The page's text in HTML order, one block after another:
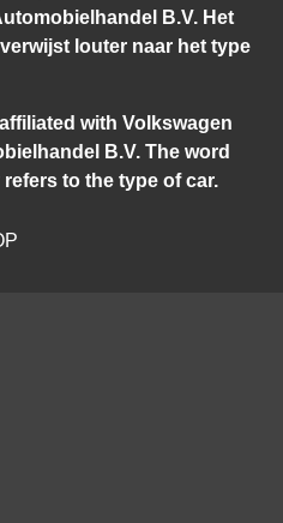
B.V. Het
louter naar het type
with Volkswagen
B.V. The word
to the type of car.